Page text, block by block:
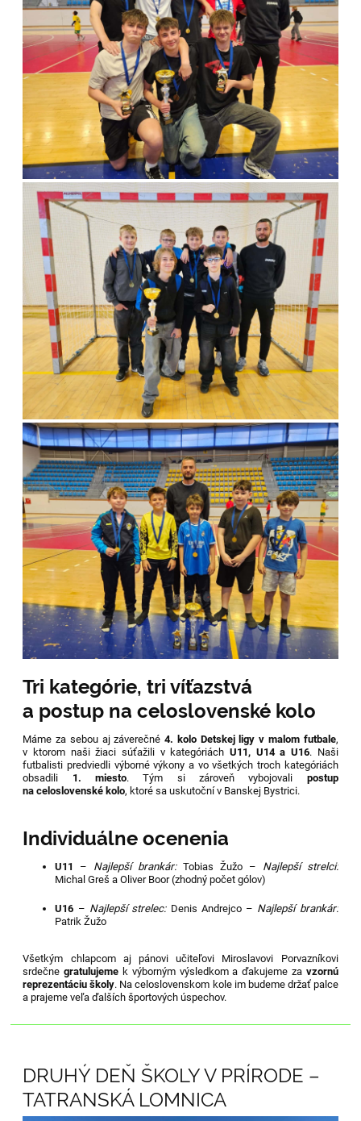
Tri kategórie, tri víťazstvá
a postup na celoslovenské kolo
Máme za sebou aj záverečné4. kolo Detskej ligy v malom futbale,
v ktorom naši žiaci súťažili v kategóriáchU11, U14 a U16. Naši
futbalisti predviedli výborné výkony a vo všetkých troch kategóriách
obsadili 1. miesto. Tým si zároveň vybojovali postup
na celoslovenské kolo, ktoré sa uskutoční v Banskej Bystrici.
Individuálne ocenenia
U11 – Najlepší brankár:Tobias Žužo – Najlepší strelci:
Michal Greš a Oliver Boor (zhodný počet gólov)
U16 – Najlepší strelec:Denis Andrejco – Najlepší brankár:
Patrik Žužo
Všetkým chlapcom aj pánovi učiteľovi Miroslavovi Porvazníkovi
srdečnegratulujeme k výborným výsledkom a ďakujeme za vzornú
reprezentáciu školy. Na celoslovenskom kole im budeme držať palce
a prajeme veľa ďalších športových úspechov.
DRUHÝ DEŇ ŠKOLY V PRÍRODE –
TATRANSKÁ LOMNICA